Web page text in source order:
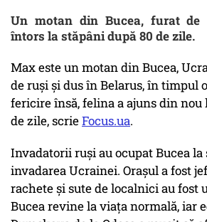
Un motan din Bucea, furat
întors la stăpâni după 80 de zile.
Max este un motan din Bucea,
de ruși și dus în Belarus, în timpul
fericire însă, felina a ajuns din nou
de zile, scrieFocus.ua.
Invadatorii ruși au ocupat Bucea
invadarea Ucrainei. Orașul a fost
rachete și sute de localnici au fost
Bucea revine la viața normală, iar